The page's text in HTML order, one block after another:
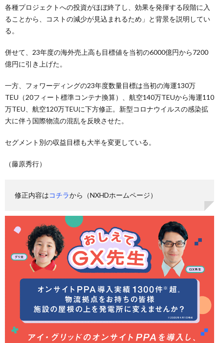
各種プロジェクトへの投資がほぼ終了し、効果を発揮する段階に入
ることから、コストの減少が見込まれるため」と背景を説明してい
る。
併せて、23年度の海外売上高も目標値を当初の6000億円から7200
億円に引き上げた。
一方、フォワーディングの23年度数量目標は当初の海運130万
TEU（20フィート標準コンテナ換算）、航空140万TEUから海運110
万TEU、航空120万TEUに下方修正。新型コロナウイルスの感染拡
大に伴う国際物流の混乱を反映させた。
セグメント別の収益目標も大半を変更している。
（藤原秀行）
修正内容はコチラから（NXHDホームページ）